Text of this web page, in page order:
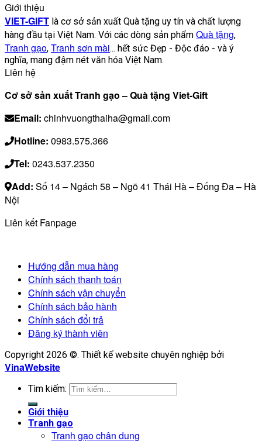
Giới thiệu
VIET-GIFT là cơ sở sản xuất Quà tặng uy tín và chất lượng
hàng đầu tại Việt Nam. Với các dòng sản phẩm Quà tặng,
Tranh gạo, Tranh sơn mài... hết sức Đẹp - Độc đáo - và ý
nghĩa, mang đậm nét văn hóa Việt Nam.
Liên hệ
Cơ sở sản xuất Tranh gạo – Quà tặng Viet-Gift
Email: chinhvuongthaiha@gmail.com
Hotline: 0983.575.366
Tel: 0243.537.2350
Add: Số 14 – Ngách 58 – Ngõ 41 Thái Hà – Đống Đa – Hà
Nội
Liên kết Fanpage
Hướng dẫn mua hàng
Chính sách thanh toán
Chính sách vận chuyển
Chính sách bảo hành
Chính sách đổi trả
Đăng ký thành viên
Copyright 2026 ©. Thiết kế website chuyên nghiệp bởi
VinaWebsite
Tìm kiếm:
Giới thiệu
Tranh gạo
Tranh gạo chân dung